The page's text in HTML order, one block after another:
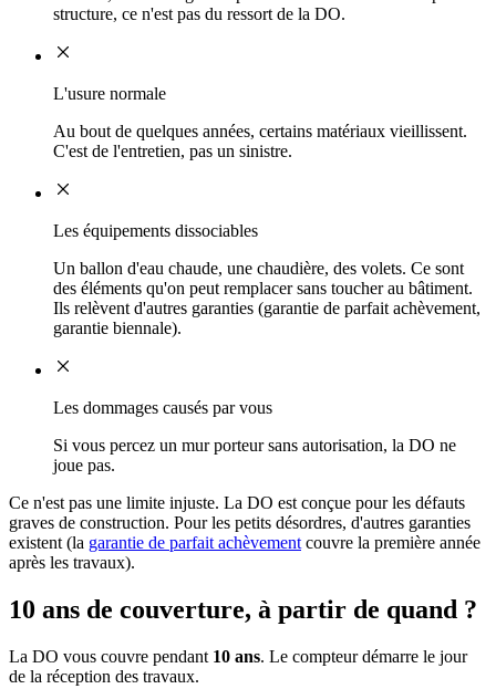
structure, ce n'est pas du ressort de la DO.
L'usure normale
Au bout de quelques années, certains matériaux vieillissent.
C'est de l'entretien, pas un sinistre.
Les équipements dissociables
Un ballon d'eau chaude, une chaudière, des volets. Ce sont
des éléments qu'on peut remplacer sans toucher au bâtiment.
Ils relèvent d'autres garanties (garantie de parfait achèvement,
garantie biennale).
Les dommages causés par vous
Si vous percez un mur porteur sans autorisation, la DO ne
joue pas.
Ce n'est pas une limite injuste. La DO est conçue pour les défauts
graves de construction. Pour les petits désordres, d'autres garanties
existent (la garantie de parfait achèvement couvre la première année
après les travaux).
10 ans de couverture, à partir de quand ?
La DO vous couvre pendant 10 ans. Le compteur démarre le jour
de la réception des travaux.